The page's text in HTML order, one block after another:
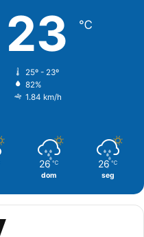
23 ℃
25º - 23º
82%
1.84 km/h
26 ℃
dom
26 ℃
seg